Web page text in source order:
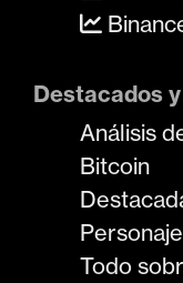
Destacados
Análisis
Bitcoin
Todo